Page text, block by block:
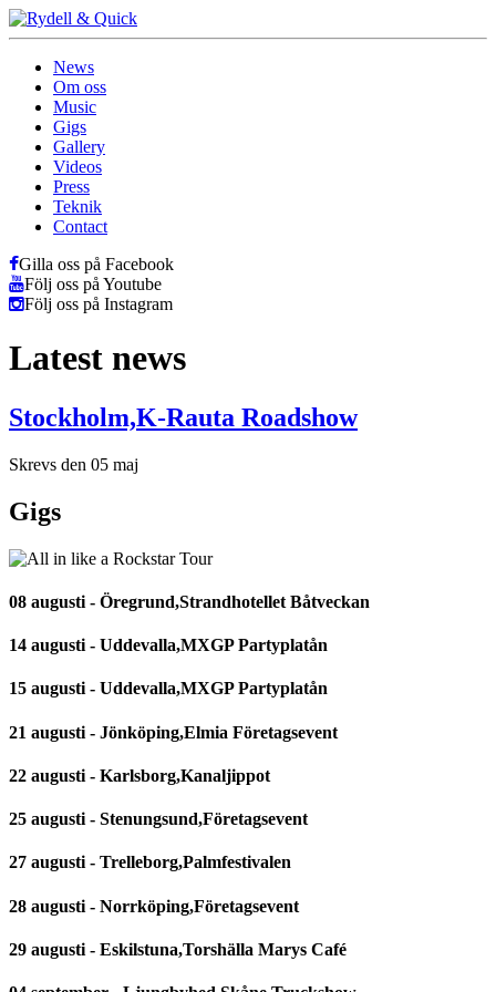
News
Om oss
Music
Gigs
Gallery
Videos
Press
Teknik
Contact
Gilla oss på Facebook
Följ oss på Youtube
Följ oss på Instagram
Latest news
Stockholm,K-Rauta Roadshow
Skrevs den 05 maj
Gigs
08 augusti - Öregrund,Strandhotellet Båtveckan
14 augusti - Uddevalla,MXGP Partyplatån
15 augusti - Uddevalla,MXGP Partyplatån
21 augusti - Jönköping,Elmia Företagsevent
22 augusti - Karlsborg,Kanaljippot
25 augusti - Stenungsund,Företagsevent
27 augusti - Trelleborg,Palmfestivalen
28 augusti - Norrköping,Företagsevent
29 augusti - Eskilstuna,Torshälla Marys Café